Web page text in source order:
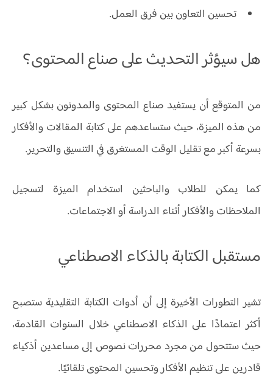
تحسين التعاون بين فرق العمل.
هل سيؤثر التحديث على صناع المحتوى؟
من المتوقع أن يستفيد صناع المحتوى والمدونون بشكل كبير
من هذه الميزة، حيث ستساعدهم على كتابة المقالات والأفكار
بسرعة أكبر مع تقليل الوقت المستغرق في التنسيق والتحرير.
كما يمكن للطلاب والباحثين استخدام الميزة لتسجيل
الملاحظات والأفكار أثناء الدراسة أو الاجتماعات.
مستقبل الكتابة بالذكاء الاصطناعي
تشير التطورات الأخيرة إلى أن أدوات الكتابة التقليدية ستصبح
أكثر اعتمادًا على الذكاء الاصطناعي خلال السنوات القادمة،
حيث ستتحول من مجرد محررات نصوص إلى مساعدين أذكياء
قادرين على تنظيم الأفكار وتحسين المحتوى تلقائيًا.